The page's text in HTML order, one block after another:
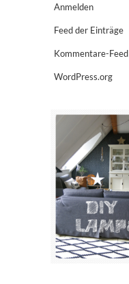
Anmelden
Feed der Einträge
Kommentare-Feed
WordPress.org